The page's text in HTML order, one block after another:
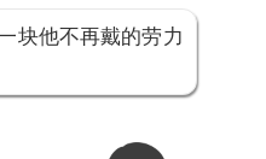
块他不再戴的劳力